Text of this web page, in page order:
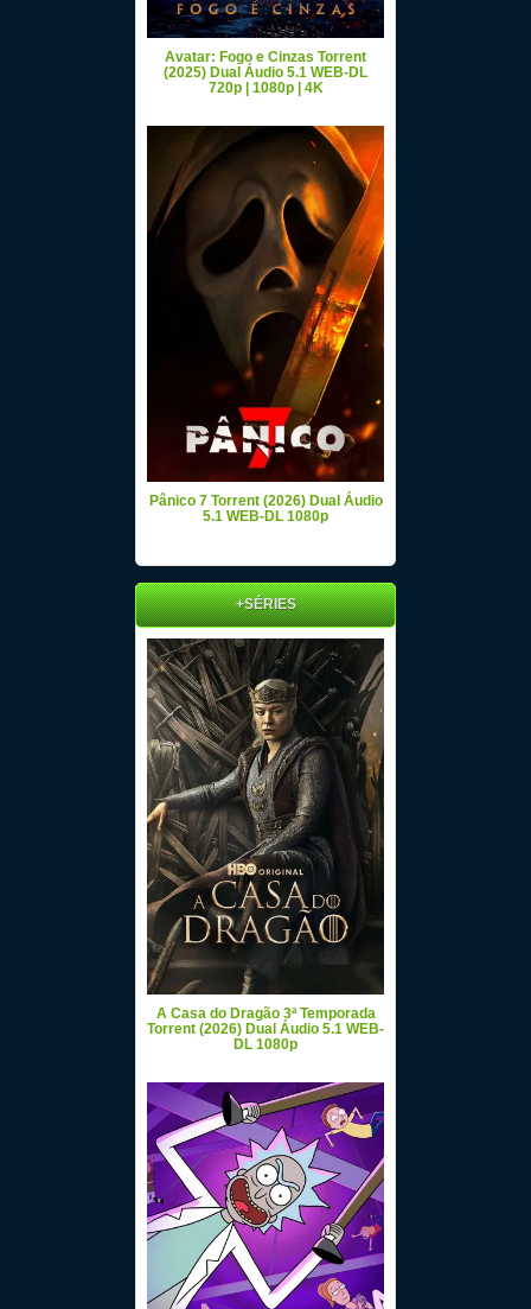
Avatar: Fogo e Cinzas Torrent
(2025) Dual Áudio 5.1 WEB-DL
720p | 1080p | 4K
Pânico 7 Torrent (2026) Dual Áudio
5.1 WEB-DL 1080p
+SÉRIES
A Casa do Dragão 3ª Temporada
Torrent (2026) Dual Áudio 5.1 WEB-
DL 1080p